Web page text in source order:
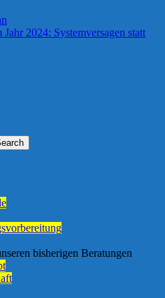
2024: Systemversagen statt
bisherigen Beratungen